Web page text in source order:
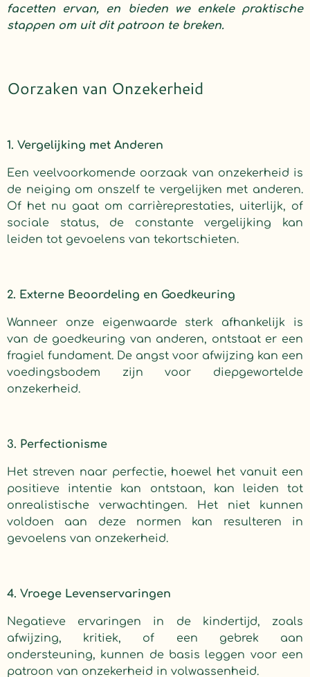
facetten ervan, en bieden we enkele praktische
stappen om uit dit patroon te breken.
Oorzaken van Onzekerheid
1. Vergelijking met Anderen
Een veelvoorkomende oorzaak van onzekerheid is
de neiging om onszelf te vergelijken met anderen.
Of het nu gaat om carrièreprestaties, uiterlijk, of
sociale status, de constante vergelijking kan
leiden tot gevoelens van tekortschieten.
2. Externe Beoordeling en Goedkeuring
Wanneer onze eigenwaarde sterk afhankelijk is
van de goedkeuring van anderen, ontstaat er een
fragiel fundament. De angst voor afwijzing kan een
voedingsbodem zijn voor diepgewortelde
onzekerheid.
3. Perfectionisme
Het streven naar perfectie, hoewel het vanuit een
positieve intentie kan ontstaan, kan leiden tot
onrealistische verwachtingen. Het niet kunnen
voldoen aan deze normen kan resulteren in
gevoelens van onzekerheid.
4. Vroege Levenservaringen
Negatieve ervaringen in de kindertijd, zoals
afwijzing, kritiek, of een gebrek aan
ondersteuning, kunnen de basis leggen voor een
patroon van onzekerheid in volwassenheid.